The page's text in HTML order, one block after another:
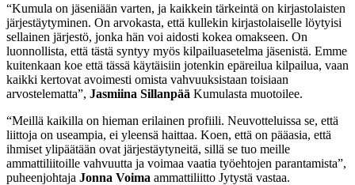
“Kumula on jäseniään varten, ja kaikkein tärkeintä on kirjastolaisten
järjestäytyminen. On arvokasta, että kullekin kirjastolaiselle löytyisi
sellainen järjestö, jonka hän voi aidosti kokea omakseen. On
luonnollista, että tästä syntyy myös kilpailuasetelma jäsenistä. Emme
kuitenkaan koe että tässä käytäisiin jotenkin epäreilua kilpailua, vaan
kaikki kertovat avoimesti omista vahvuuksistaan toisiaan
arvostelematta”, Jasmiina Sillanpää Kumulasta muotoilee.
“Meillä kaikilla on hieman erilainen profiili. Neuvotteluissa se, että
liittoja on useampia, ei yleensä haittaa. Koen, että on pääasia, että
ihmiset ylipäätään ovat järjestäytyneitä, sillä se tuo meille
ammattiliitoille vahvuutta ja voimaa vaatia työehtojen parantamista”,
puheenjohtaja Jonna Voima ammattiliitto Jytystä vastaa.